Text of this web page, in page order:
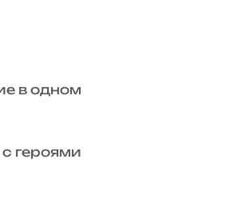
в одном
героями